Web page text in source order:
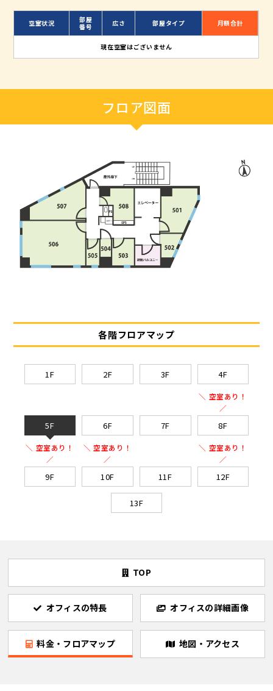
空室状況
部屋
番号
広さ 部屋タイプ 月額合計
現在空室はございません
フロア図面
各階フロアマップ
1F 2F 3F 4F
5F 6F 7F
＼ 空室あり！
／
8F
＼ 空室あり！
／
9F
＼ 空室あり！
／
10F 11F
＼ 空室あり！
／
12F
13F
TOP
オフィスの特長 オフィスの詳細画像
料金・フロアマップ 地図・アクセス